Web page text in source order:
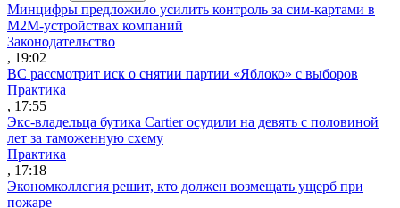
Минцифры предложило усилить контроль за сим-картами в
M2M-устройствах компаний
Законодательство
, 19:02
ВС рассмотрит иск о снятии партии «Яблоко» с выборов
Практика
, 17:55
Экс-владельца бутика Cartier осудили на девять с половиной
лет за таможенную схему
Практика
, 17:18
Экономколлегия решит, кто должен возмещать ущерб при
пожаре